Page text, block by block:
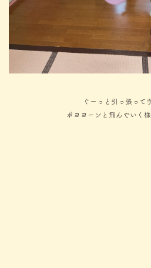
ぐーっと引っ張って
ポヨヨーンと飛んでいく様